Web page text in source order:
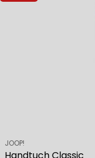
Handtuch Classic
Verkäufer:
JOOP!